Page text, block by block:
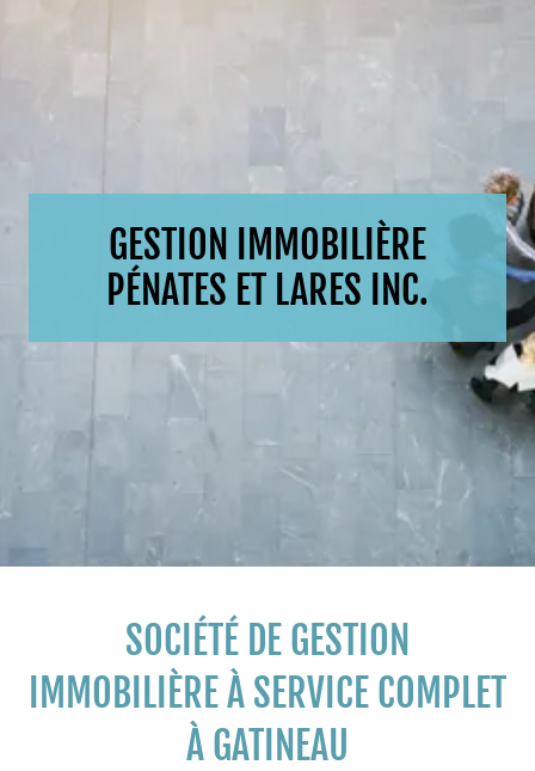
GESTION IMMOBILIÈRE
PÉNATES ET LARES INC.
SOCIÉTÉ DE GESTION
IMMOBILIÈRE À SERVICE COMPLET
À GATINEAU